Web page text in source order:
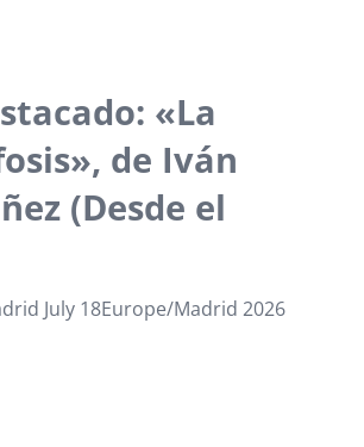
por minuto»: el
Igor Wilk mide el
July 11Europe/Madrid 2026